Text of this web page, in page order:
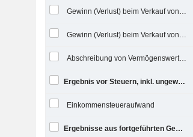
Gewinn (Verlust) beim Verkauf von Investitionen
Gewinn (Verlust) beim Verkauf von Vermögenswerten
Abschreibung von Vermögenswerten
Ergebnis vor Steuern, inkl. ungewöhnliche Posten
Einkommensteueraufwand
Ergebnisse aus fortgeführten Geschäftstätigkeiten